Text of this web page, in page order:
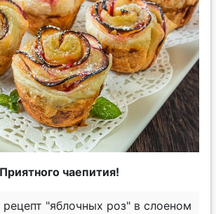
Приятного чаепития!
рецепт "яблочных роз" в слоеном